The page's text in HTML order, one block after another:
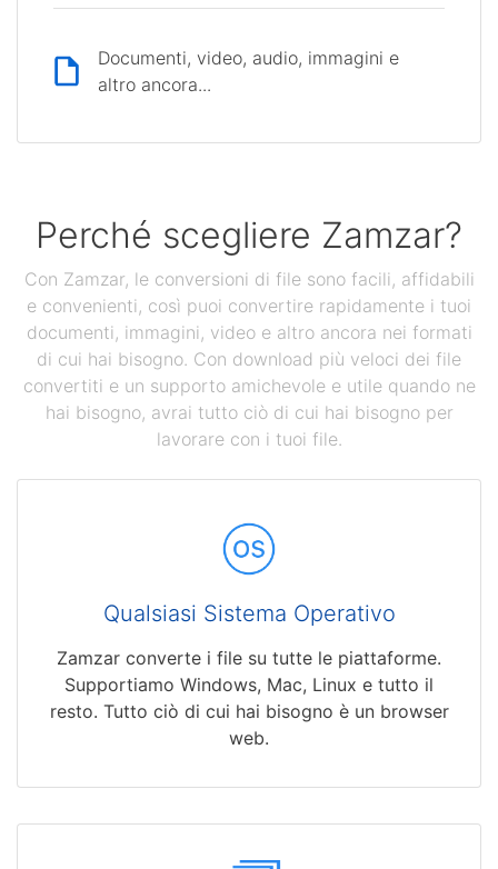
Documenti, video, audio, immagini e
altro ancora...
Perché scegliere Zamzar?
Con Zamzar, le conversioni di file sono facili, affidabili
e convenienti, così puoi convertire rapidamente i tuoi
documenti, immagini, video e altro ancora nei formati
di cui hai bisogno. Con download più veloci dei file
convertiti e un supporto amichevole e utile quando ne
hai bisogno, avrai tutto ciò di cui hai bisogno per
lavorare con i tuoi file.
Qualsiasi Sistema Operativo
Zamzar converte i file su tutte le piattaforme.
Supportiamo Windows, Mac, Linux e tutto il
resto. Tutto ciò di cui hai bisogno è un browser
web.